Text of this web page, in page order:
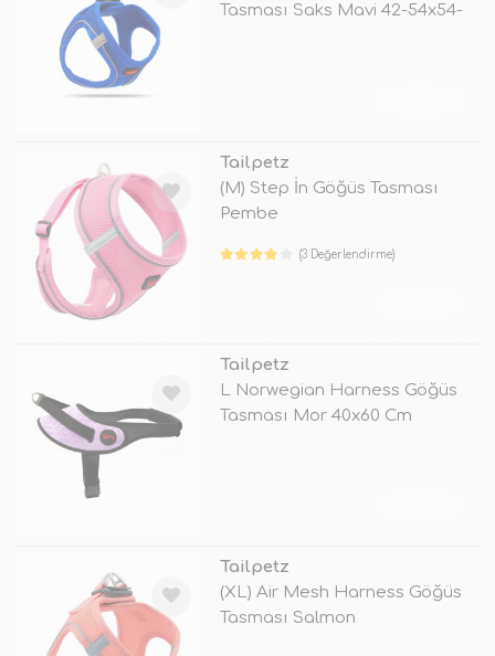
Tasması Saks Mavi 42-54x54-
Tailpetz
(M) Step İn Göğüs Tasması
Pembe
(3 Değerlendirme)
Tailpetz
L Norwegian Harness Göğüs
Tasması Mor 40x60 Cm
Tailpetz
(XL) Air Mesh Harness Göğüs
Tasması Salmon